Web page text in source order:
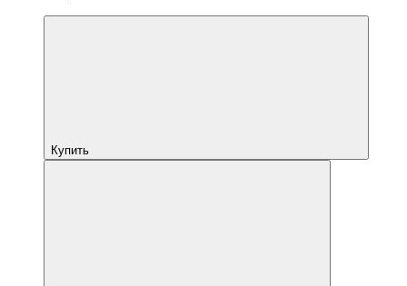
Купить